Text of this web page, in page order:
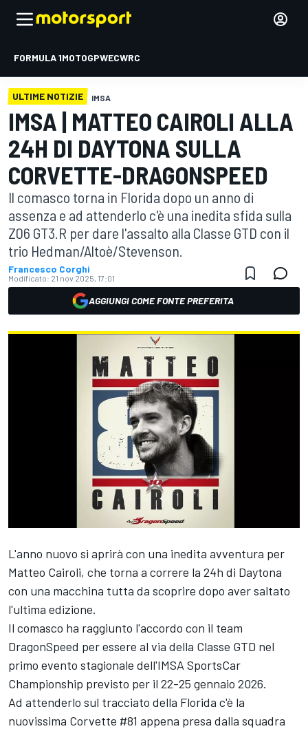
FORMULA 1MOTOGPWECWRC
ULTIME NOTIZIE IMSA
IMSA | MATTEO CAIROLI ALLA
24H DI DAYTONA SULLA
CORVETTE-DRAGONSPEED
Il comasco torna in Florida dopo un anno di
assenza e ad attenderlo c'è una inedita sfida sulla
Z06 GT3.R per dare l'assalto alla Classe GTD con il
trio Hedman/Altoè/Stevenson.
Francesco Corghi
Modificato: 21 nov 2025, 17:01
AGGIUNGI COME FONTE PREFERITA
L'anno nuovo si aprirà con una inedita avventura per
Matteo Cairoli, che torna a correre la 24h di Daytona
con una macchina tutta da scoprire dopo aver saltato
l'ultima edizione.
Il comasco ha raggiunto l'accordo con il team
DragonSpeed per essere al via della Classe GTD nel
primo evento stagionale dell'IMSA SportsCar
Championship previsto per il 22-25 gennaio 2026.
Ad attenderlo sul tracciato della Florida c'è la
nuovissima Corvette #81 appena presa dalla squadra